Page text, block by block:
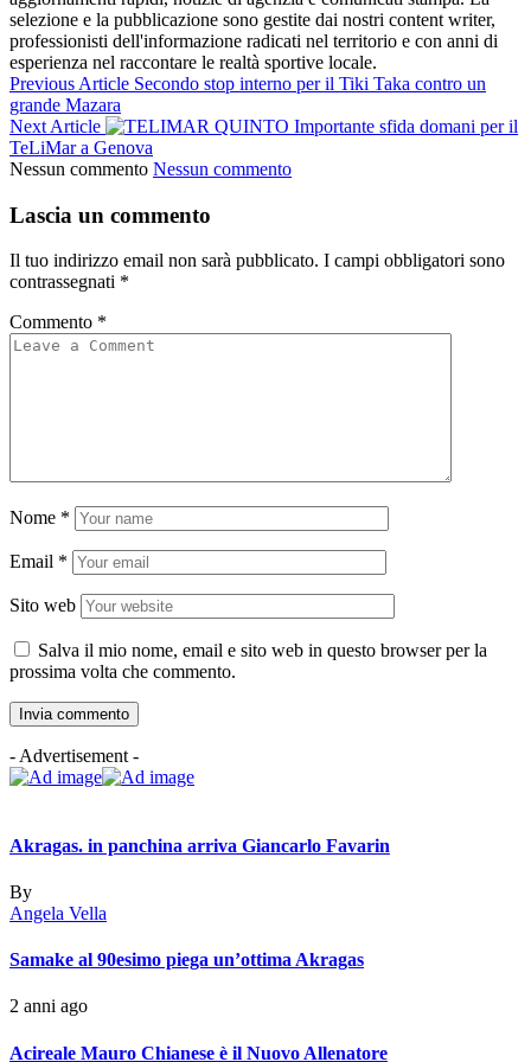
selezione e la pubblicazione sono gestite dai nostri content writer,
professionisti dell'informazione radicati nel territorio e con anni di
esperienza nel raccontare le realtà sportive locale.
Previous Article Secondo stop interno per il Tiki Taka contro un
grande Mazara
Next Article
Importante sfida domani per il
TeLiMar a Genova
Nessun commento Nessun commento
Lascia un commento
Il tuo indirizzo email non sarà pubblicato. I campi obbligatori sono
contrassegnati *
Commento *
Nome *
Email *
Sito web
Salva il mio nome, email e sito web in questo browser per la
prossima volta che commento.
- Advertisement -
Akragas. in panchina arriva Giancarlo Favarin
By
Angela Vella
Samake al 90esimo piega un’ottima Akragas
2 anni ago
Acireale Mauro Chianese è il Nuovo Allenatore